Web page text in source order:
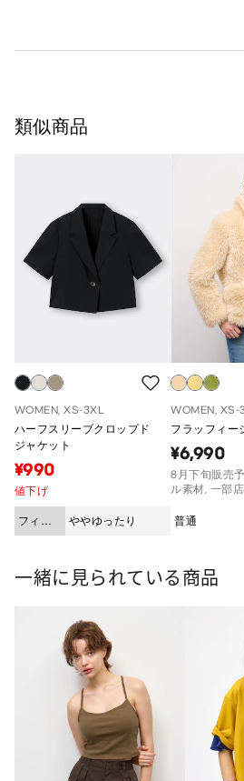
類似商品
WOMEN, XS-3XL
ハーフスリーブクロップド
ジャケット
¥990
値下げ
フィッ
ト
ややゆったり
WOMEN, XS-
フラッフィー
¥6,990
8月下旬販売
ル素材, 一部
普通
一緒に見られている商品